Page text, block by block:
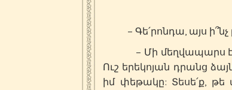
– Գե՛րոնդա, այս ի՞նչ
– Մի մեղվապարս է
Ուշ երեկոյան դրանց
իմ փեթակը: Տեսե՛ք,